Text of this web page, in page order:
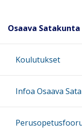
Osaava Satakunta
Koulutukset
Infoa Osaava